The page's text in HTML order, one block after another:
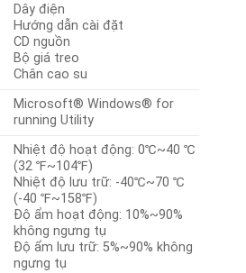
Dây điện
Hướng dẫn cài đặt
CD nguồn
Bộ giá treo
Chân cao su
Microsoft® Windows® for
running Utility
Nhiệt độ hoạt động: 0℃~40 ℃
(32 ℉~104℉)
Nhiệt độ lưu trữ: -40℃~70 ℃
(-40 ℉~158℉)
Độ ẩm hoạt động: 10%~90%
không ngưng tụ
Độ ẩm lưu trữ: 5%~90% không
ngưng tụ